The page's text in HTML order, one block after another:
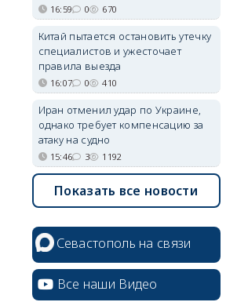
16:59 0 670
Китай пытается остановить утечку
специалистов и ужесточает
правила выезда
16:07 0 410
Иран отменил удар по Украине,
однако требует компенсацию за
атаку на судно
15:46 3 1192
Показать все новости
Севастополь на связи
Все наши Видео